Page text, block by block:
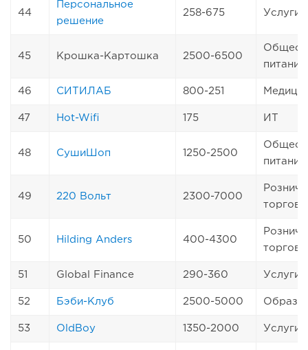
44
Персональное
решение
258-675 Услуги
45 Крошка-Картошка 2500-6500
питание
46 СИТИЛАБ 800-251
47 Hot-Wifi 175 ИТ
48 СушиШоп 1250-2500
питание
49 220 Вольт 2300-7000
50 Hilding Anders 400-4300
51 Global Finance 290-360 Услуги
52 Бэби-Клуб 2500-5000
53 OldBoy 1350-2000 Услуги